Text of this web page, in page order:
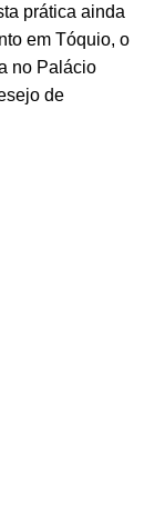
prática ainda
em Tóquio, o
no Palácio
de